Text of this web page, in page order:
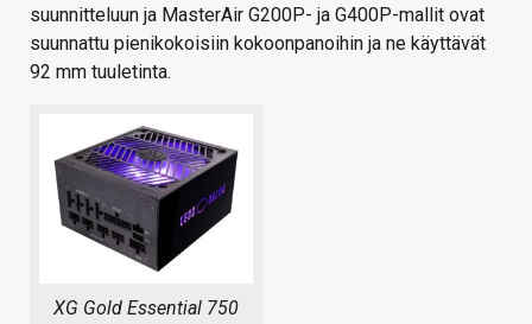
suunnitteluun ja MasterAir G200P- ja G400P-mallit ovat
suunnattu pienikokoisiin kokoonpanoihin ja ne käyttävät
92 mm tuuletinta.
XG Gold Essential 750